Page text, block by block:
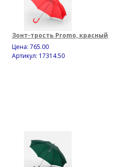
Зонт-трость Promo, красный
Цена: 765.00
Артикул: 17314.50